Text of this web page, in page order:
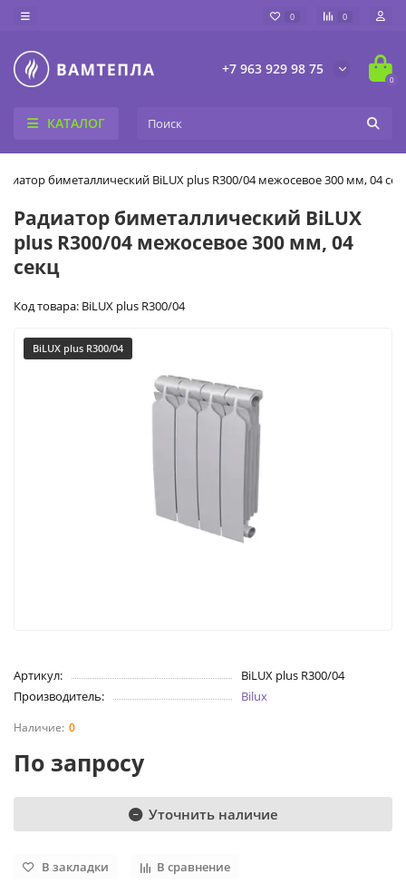
0 0
+7 963 929 98 75
0
КАТАЛОГ
биметаллический BiLUX plus R300/04 межосевое 300 мм, 04
Радиатор биметаллический BiLUX
plus R300/04 межосевое 300 мм, 04
секц
Код товара: BiLUX plus R300/04
BiLUX plus R300/04
Артикул:
BiLUX plus R300/04
Производитель:
Bilux
0
По запросу
Уточнить наличие
В закладки В сравнение